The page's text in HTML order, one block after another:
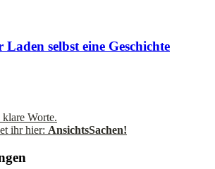
selbst eine Geschichte
Worte.
ihr hier: AnsichtsSachen!